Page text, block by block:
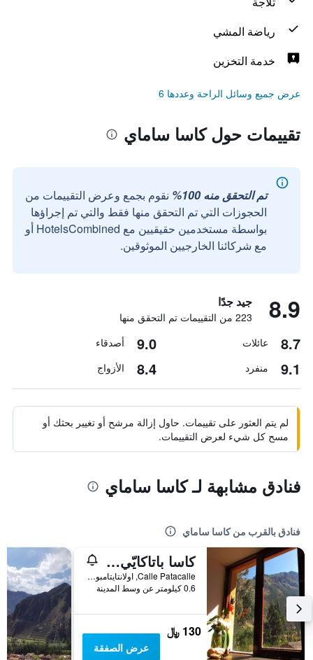
رياضة المشي
خدمة التخزين
عرض جميع وسائل الراحة وعددها 6
تقييمات حول كاسا ساماي
تم التحقق منه 100%
نقوم بجمع وعرض التقييمات من
الحجوزات التي تم التحقق منها فقط والتي تم إجراؤها
بواسطة مستخدمين حقيقيين مع HotelsCombined أو
مع شركائنا الخارجيين الموثوقين.
8.9 جيد جدًا
223 من التقييمات تم التحقق منها
8.7 عائلات 9.0 أصدقاء
9.1 منفرد 8.4 الأزواج
لم يتم العثور على تقييمات. حاول إزالة مرشح أو تغيير بحثك أو
مسح كل شيء لعرض التقييمات.
فنادق مشابهة لـ كاسا ساماي
فنادق بالقرب من كاسا ساماي
كاسا باتاكايّي بيد آند بريكفاست هوتل
Calle Patacalle, اولانتايتامبو, بيرو
0.6 كيلومتر عن وسط المدينة
130 ﷼
عرض الصفقة